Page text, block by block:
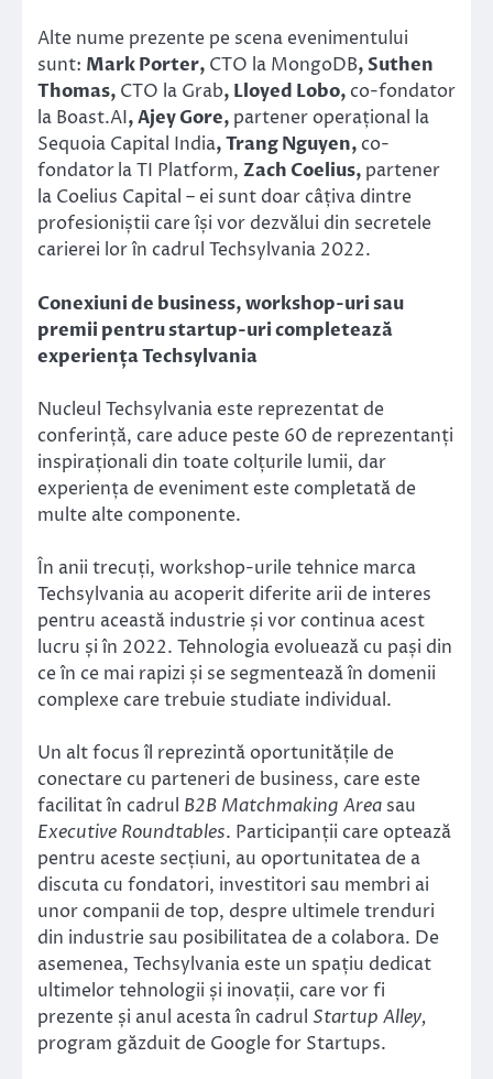
Alte nume prezente pe scena evenimentului
sunt: Mark Porter, CTO la MongoDB, Suthen
Thomas, CTO la Grab, Lloyed Lobo, co-fondator
la Boast.AI, Ajey Gore, partener operațional la
Sequoia Capital India, Trang Nguyen, co-
fondatorla TI Platform, Zach Coelius, partener
la Coelius Capital – ei sunt doar câțiva dintre
profesioniștii care își vor dezvălui din secretele
carierei lor în cadrul Techsylvania 2022.
Conexiuni de business, workshop-uri sau
premii pentru startup-uri completează
experiența Techsylvania
Nucleul Techsylvania este reprezentat de
conferință, care aduce peste 60 de reprezentanți
inspiraționali din toate colțurile lumii, dar
experiența de eveniment este completată de
multe alte componente.
În anii trecuți, workshop-urile tehnice marca
Techsylvania au acoperit diferite arii de interes
pentru această industrie și vor continua acest
lucru și în 2022. Tehnologia evoluează cu pași din
ce în ce mai rapizi și se segmentează în domenii
complexe care trebuie studiate individual.
Un alt focus îl reprezintă oportunitățile de
conectare cu parteneri de business, care este
facilitat în cadrul B2B Matchmaking Area sau
Executive Roundtables. Participanții care optează
pentru aceste secțiuni, au oportunitatea de a
discuta cu fondatori, investitori sau membri ai
unor companii de top, despre ultimele trenduri
din industrie sau posibilitatea de a colabora. De
asemenea, Techsylvania este un spațiu dedicat
ultimelor tehnologii și inovații, care vor fi
prezente și anul acesta în cadrul Startup Alley,
program găzduit de Google for Startups.